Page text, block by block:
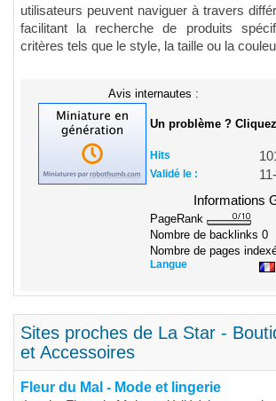
utilisateurs peuvent naviguer à travers
facilitant la recherche de produits
critères tels que le style, la taille ou la
Avis internautes :
Un problème ?
Hits 101
Validé le :
Informations
PageRank
Nombre de backlinks 0
Nombre de pages
Langue
Sites proches de La Star -
et Accessoires
Fleur du Mal - Mode et lingerie